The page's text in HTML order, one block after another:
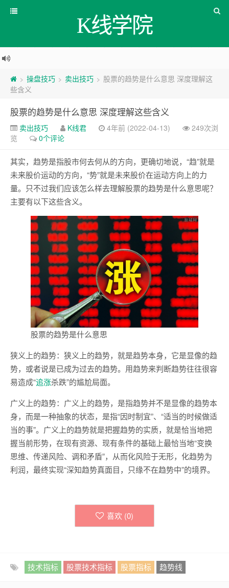
K线学院
> 操盘技巧 > 卖出技巧 > 股票的趋势是什么意思 深度理解这
些含义
股票的趋势是什么意思 深度理解这些含义
卖出技巧 K线君 4年前 (2022-04-13)
249次浏
览
0个评论
其实，趋势是指股市何去何从的方向，更确切地说，“趋”就是
未来股价运动的方向，“势”就是未来股价在运动方向上的力
量。只不过我们应该怎么样去理解股票的趋势是什么意思呢？
主要有以下这些含义。
股票的趋势是什么意思
狭义上的趋势：狭义上的趋势，就是趋势本身，它是显像的趋
势，或者说是已成为过去的趋势。用趋势来判断趋势往往很容
易造成“追涨杀跌”的尴尬局面。
广义上的趋势：广义上的趋势，是指趋势并不是显像的趋势本
身，而是一种抽象的状态，是指“因时制宜”、“适当的时候做适
当的事”。广义上的趋势就是把握趋势的实质，就是恰当地把
握当前形势，在现有资源、现有条件的基础上最恰当地“变换
思维、传递风险、调和矛盾”，从而化风险于无形，化趋势为
利润，最终实现“深知趋势真面目，只缘不在趋势中”的境界。
喜欢 (0)
技术指标 股票技术指标 股票指标 趋势线